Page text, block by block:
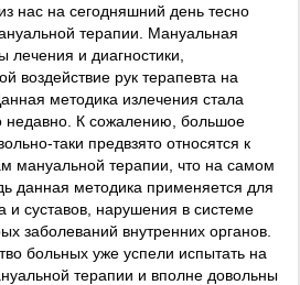
нас на сегодняшний день тесно
терапии. Мануальная
и диагностики,
воздействие рук терапевта на
методика излечения стала
недавно. К сожалению, большое
таки предвзято относятся к
мануальной терапии, что на самом
данная методика применяется для
и суставов, нарушения в системе
заболеваний внутренних органов.
больных уже успели испытать на
терапии и вполне довольны